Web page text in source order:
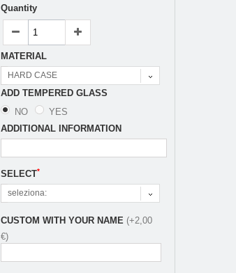
Quantity
MATERIAL
HARD CASE
ADD TEMPERED GLASS
NO
YES
ADDITIONAL INFORMATION
SELECT*
seleziona:
CUSTOM WITH YOUR NAME (+2,00
€)